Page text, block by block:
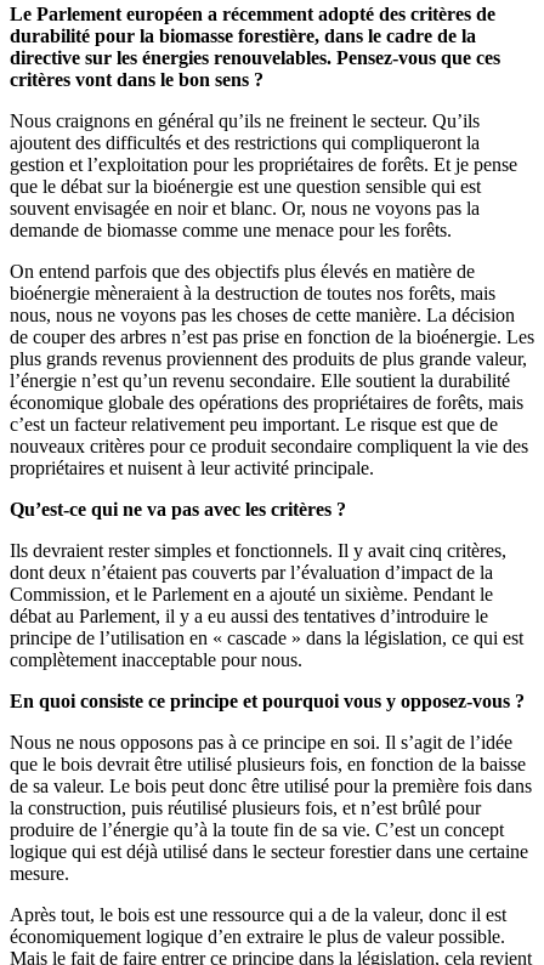
Le Parlement européen a récemment adopté des critères de
durabilité pour la biomasse forestière, dans le cadre de la
directive sur les énergies renouvelables. Pensez-vous que ces
critères vont dans le bon sens ?
Nous craignons en général qu’ils ne freinent le secteur. Qu’ils
ajoutent des difficultés et des restrictions qui compliqueront la
gestion et l’exploitation pour les propriétaires de forêts. Et je pense
que le débat sur la bioénergie est une question sensible qui est
souvent envisagée en noir et blanc. Or, nous ne voyons pas la
demande de biomasse comme une menace pour les forêts.
On entend parfois que des objectifs plus élevés en matière de
bioénergie mèneraient à la destruction de toutes nos forêts, mais
nous, nous ne voyons pas les choses de cette manière. La décision
de couper des arbres n’est pas prise en fonction de la bioénergie. Les
plus grands revenus proviennent des produits de plus grande valeur,
l’énergie n’est qu’un revenu secondaire. Elle soutient la durabilité
économique globale des opérations des propriétaires de forêts, mais
c’est un facteur relativement peu important. Le risque est que de
nouveaux critères pour ce produit secondaire compliquent la vie des
propriétaires et nuisent à leur activité principale.
Qu’est-ce qui ne va pas avec les critères ?
Ils devraient rester simples et fonctionnels. Il y avait cinq critères,
dont deux n’étaient pas couverts par l’évaluation d’impact de la
Commission, et le Parlement en a ajouté un sixième. Pendant le
débat au Parlement, il y a eu aussi des tentatives d’introduire le
principe de l’utilisation en « cascade » dans la législation, ce qui est
complètement inacceptable pour nous.
En quoi consiste ce principe et pourquoi vous y opposez-vous ?
Nous ne nous opposons pas à ce principe en soi. Il s’agit de l’idée
que le bois devrait être utilisé plusieurs fois, en fonction de la baisse
de sa valeur. Le bois peut donc être utilisé pour la première fois dans
la construction, puis réutilisé plusieurs fois, et n’est brûlé pour
produire de l’énergie qu’à la toute fin de sa vie. C’est un concept
logique qui est déjà utilisé dans le secteur forestier dans une certaine
mesure.
Après tout, le bois est une ressource qui a de la valeur, donc il est
économiquement logique d’en extraire le plus de valeur possible.
Mais le fait de faire entrer ce principe dans la législation, cela revient